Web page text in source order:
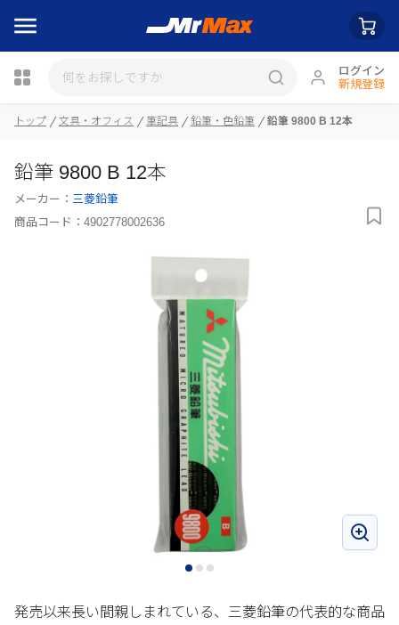
ログイン
新規登録
トップ 文具・オフィス 筆記具 鉛筆・色鉛筆 鉛筆 9800 B 12本
鉛筆 9800 B 12本
メーカー： 三菱鉛筆
商品コード： 4902778002636
発売以来長い間親しまれている、三菱鉛筆の代表的な商品